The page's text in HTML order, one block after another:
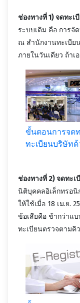
ช่องทางที่ 1) จดทะเ
ระบบเดิม คือ การจั
ณ สำนักงานทะเบีย
ภายในวันเดียว ถ้าเ
ขั้นตอนการจด
ทะเบียนบริษัทด้
ช่องทางที่ 2) จดทะ
นิติบุคคลอิเล็กทรอนิ
ให้ใช้เมื่อ 18 เม.ย.
ข้อเสียคือ ช้ากว่าแ
ทะเบียนตรวจตามคิ